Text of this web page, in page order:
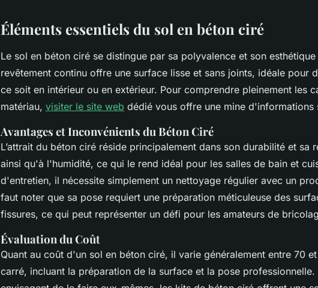
Éléments essentiels du sol en béton ciré
Le sol en béton ciré se distingue par sa polyvalence et son
revêtement continu offre une surface lisse et sans joints, idéale pour
ce soit en intérieur ou en extérieur. Pour comprendre pleinement les
matériau, visiter le site web dédié vous offre une mine d'informations
Avantages et Inconvénients du Béton Ciré
L’attrait du béton ciré réside principalement dans son durabilité et sa
ainsi qu'à l'humidité, ce qui le rend idéal pour les salles de bain et
d'entretien, il nécessite simplement un nettoyage régulier avec un
faut noter que sa pose requiert une préparation méticuleuse des
fissures, ce qui peut représenter un défi pour les amateurs de
Évaluation du Coût
Quant au coût d'un sol en béton ciré, il varie généralement entre 70
carré, incluant la préparation de la surface et la pose professionnelle.